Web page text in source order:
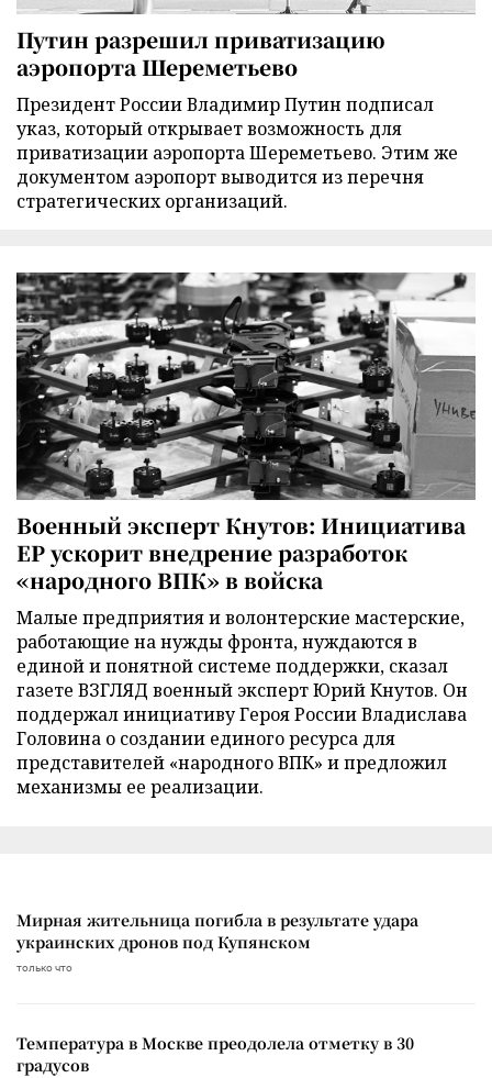
Путин разрешил приватизацию
аэропорта Шереметьево
Президент России Владимир Путин подписал
указ, который открывает возможность для
приватизации аэропорта Шереметьево. Этим же
документом аэропорт выводится из перечня
стратегических организаций.
Военный эксперт Кнутов: Инициатива
ЕР ускорит внедрение разработок
«народного ВПК» в войска
Малые предприятия и волонтерские мастерские,
работающие на нужды фронта, нуждаются в
единой и понятной системе поддержки, сказал
газете ВЗГЛЯД военный эксперт Юрий Кнутов. Он
поддержал инициативу Героя России Владислава
Головина о создании единого ресурса для
представителей «народного ВПК» и предложил
механизмы ее реализации.
Мирная жительница погибла в результате удара
украинских дронов под Купянском
только что
Температура в Москве преодолела отметку в 30
градусов